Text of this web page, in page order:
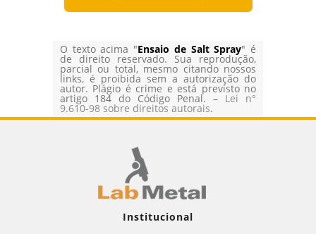
O texto acima "Ensaio de Salt Spray" é
de direito reservado. Sua reprodução,
parcial ou total, mesmo citando nossos
links, é proibida sem a autorização do
autor. Plágio é crime e está previsto no
artigo 184 do Código Penal. – Lei n°
9.610-98 sobre direitos autorais.
Institucional